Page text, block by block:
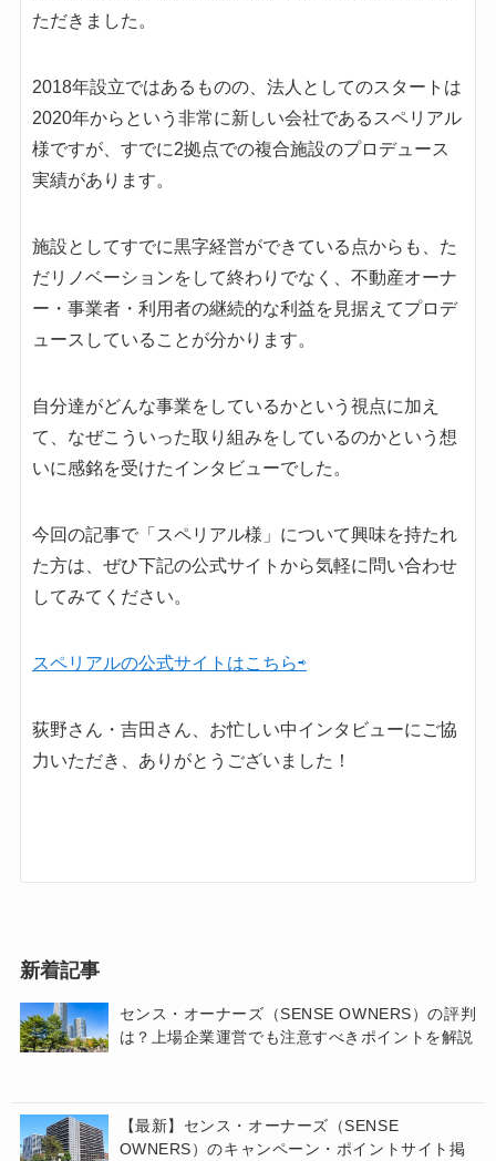
ただきました。
2018年設立ではあるものの、法人としてのスタートは
2020年からという非常に新しい会社であるスペリアル
様ですが、すでに2拠点での複合施設のプロデュース
実績があります。
施設としてすでに黒字経営ができている点からも、た
だリノベーションをして終わりでなく、不動産オーナ
ー・事業者・利用者の継続的な利益を見据えてプロデ
ュースしていることが分かります。
自分達がどんな事業をしているかという視点に加え
て、なぜこういった取り組みをしているのかという想
いに感銘を受けたインタビューでした。
今回の記事で「スペリアル様」について興味を持たれ
た方は、ぜひ下記の公式サイトから気軽に問い合わせ
してみてください。
スペリアルの公式サイトはこちら⇨
荻野さん・吉田さん、お忙しい中インタビューにご協
力いただき、ありがとうございました！
新着記事
センス・オーナーズ（SENSE OWNERS）の評判
は？上場企業運営でも注意すべきポイントを解説
【最新】センス・オーナーズ（SENSE
OWNERS）のキャンペーン・ポイントサイト掲